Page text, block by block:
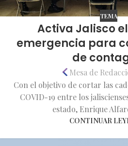
TEMA
Activa Jalisco
emergencia para
de
Mesa de
Con el objetivo de cortar las
COVID-19 entre los
estado, Enrique
CONTINUAR